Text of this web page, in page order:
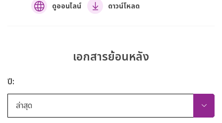
ดูออนไลน์ ดาวน์โหลด
เอกสารย้อนหลัง
ปี:
ล่าสุด